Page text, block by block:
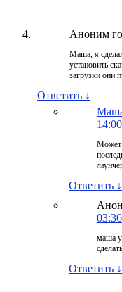
Аноним
Маша, я
установить
загрузки они
Ответить ↓
14:00
Может
Ответить ↓
03:36
маша
сделать
Ответить ↓